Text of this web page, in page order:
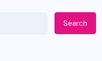
Search